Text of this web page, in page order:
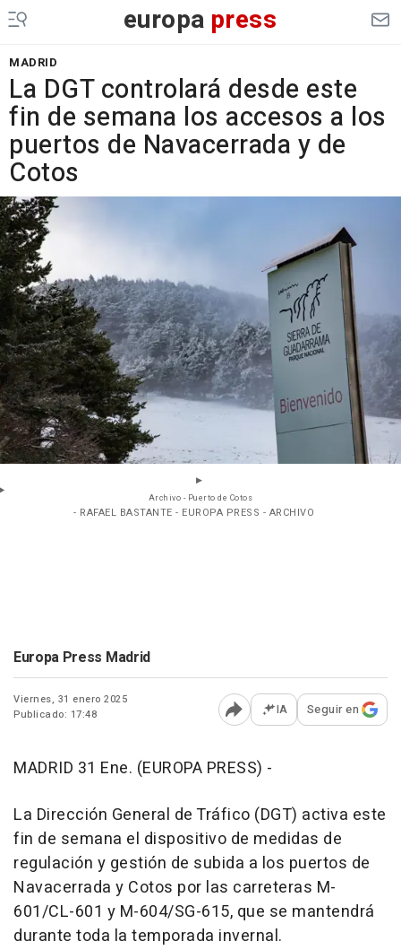
europa press
MADRID
La DGT controlará desde este
fin de semana los accesos a los
puertos de Navacerrada y de
Cotos
Archivo - Puerto de Cotos
- RAFAEL BASTANTE - EUROPA PRESS - ARCHIVO
Europa Press Madrid
Viernes, 31 enero 2025
Publicado: 17:48
Abrir opciones para
IA Seguir en
MADRID 31 Ene. (EUROPA PRESS) -
La Dirección General de Tráfico (DGT) activa este
fin de semana el dispositivo de medidas de
regulación y gestión de subida a los puertos de
Navacerrada y Cotos por las carreteras M-
601/CL-601 y M-604/SG-615, que se mantendrá
durante toda la temporada invernal.